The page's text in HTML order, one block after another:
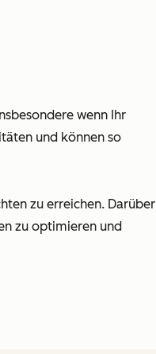
wenn Ihr
und können so
zu erreichen. Darüber
zu optimieren und